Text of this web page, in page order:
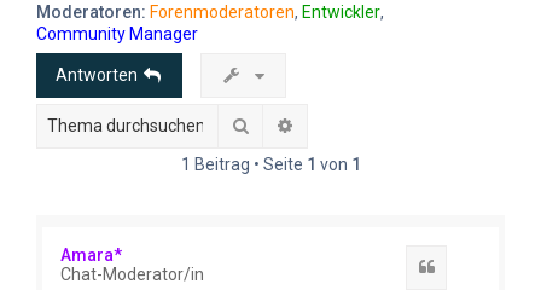
Moderatoren: Forenmoderatoren, Entwickler,
Community Manager
Antworten
Suche
1 Beitrag • Seite 1 von 1
Amara*
Chat-Moderator/in